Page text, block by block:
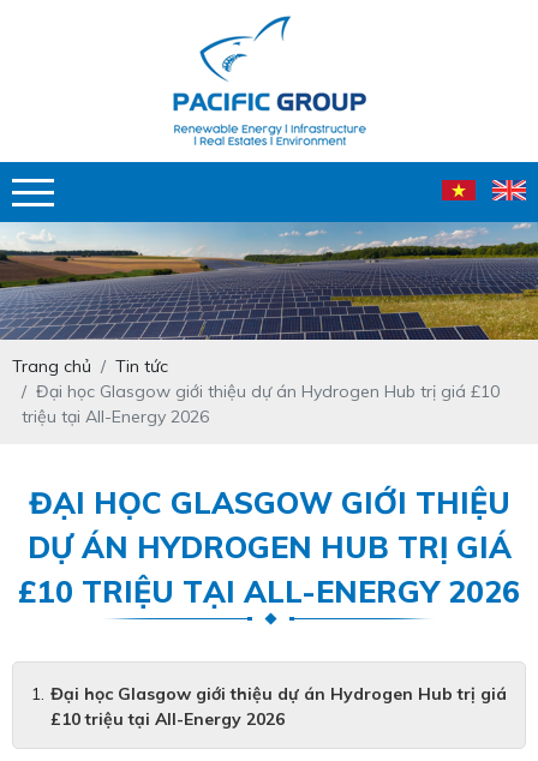
Trang chủ
Tin tức
Đại học Glasgow giới thiệu dự án Hydrogen Hub trị giá £10
triệu tại All-Energy 2026
ĐẠI HỌC GLASGOW GIỚI THIỆU
DỰ ÁN HYDROGEN HUB TRỊ GIÁ
£10 TRIỆU TẠI ALL-ENERGY 2026
Đại học Glasgow giới thiệu dự án Hydrogen Hub trị giá
£10 triệu tại All-Energy 2026